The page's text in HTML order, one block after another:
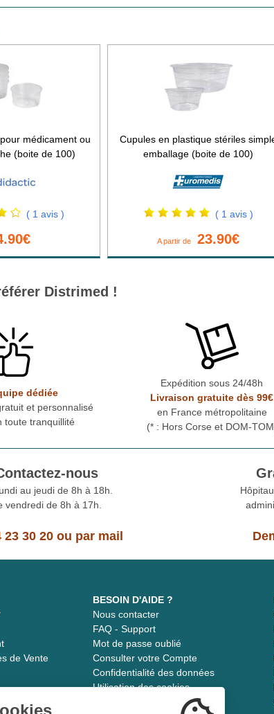
médicament ou
(boite de 100)
( 1 avis )
Cupules en plastique stériles
emballage (boite de 100)
( 1 avis )
A partir de23.90€
Distrimed !
dédiée
et personnalisé
toute tranquillité
Expédition sous 24/48h
Livraison gratuite dès 99€
en France métropolitaine
(* : Hors Corse et DOM-
nous
au jeudi de 8h à 18h.
vendredi de 8h à 17h.
23 30 20 ou par mail
de Vente
BESOIN D'AIDE ?
Nous contacter
FAQ - Support
Mot de passe oublié
Consulter votre Compte
Confidentialité des données
Utilisation des cookies